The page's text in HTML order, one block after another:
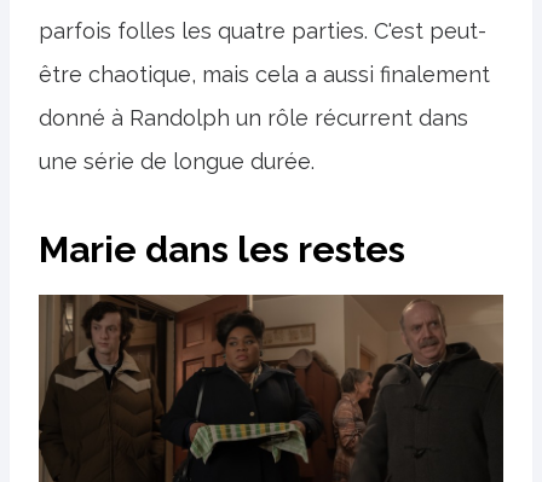
parfois folles les quatre parties. C'est peut-
être chaotique, mais cela a aussi finalement
donné à Randolph un rôle récurrent dans
une série de longue durée.
Marie dans les restes